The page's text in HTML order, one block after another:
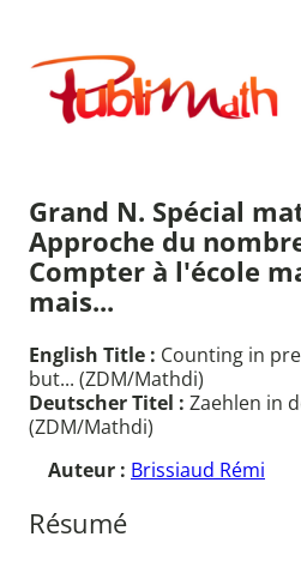
contenu
Publimath
Grand N. Spécial
Approche du
Compter à l'école
mais...
English Title : Counting in
but... (ZDM/Mathdi)
Deutscher Titel : Zaehlen in
(ZDM/Mathdi)
Auteur : Brissiaud Rémi
Résumé